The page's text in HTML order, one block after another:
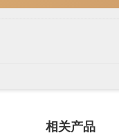
相关产品